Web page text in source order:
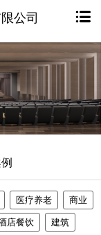
医疗养老 商业
店餐饮 建筑
公司